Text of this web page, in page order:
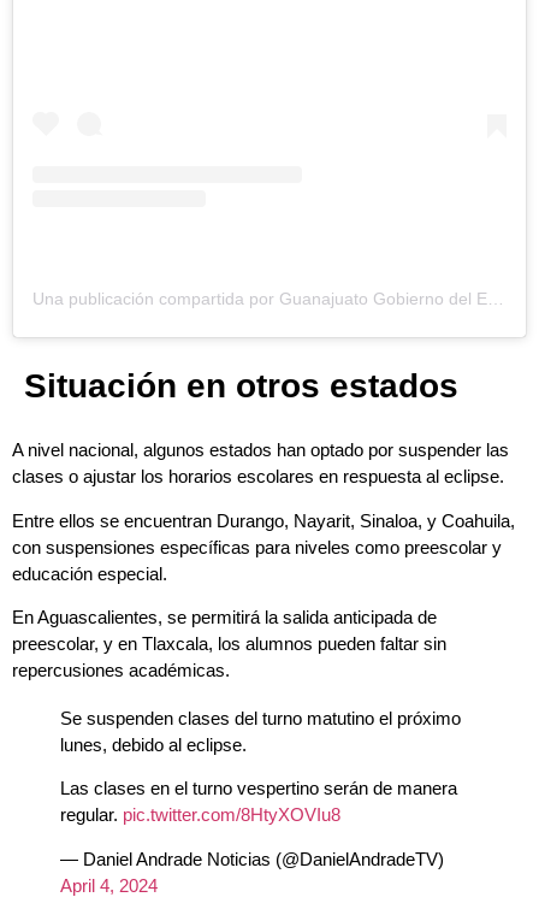
Situación en otros estados
A nivel nacional, algunos estados han optado por suspender las
clases o ajustar los horarios escolares en respuesta al eclipse.
Entre ellos se encuentran Durango, Nayarit, Sinaloa, y Coahuila,
con suspensiones específicas para niveles como preescolar y
educación especial.
En Aguascalientes, se permitirá la salida anticipada de
preescolar, y en Tlaxcala, los alumnos pueden faltar sin
repercusiones académicas.
Se suspenden clases del turno matutino el próximo
lunes, debido al eclipse.
Las clases en el turno vespertino serán de manera
regular. pic.twitter.com/8HtyXOVIu8
— Daniel Andrade Noticias (@DanielAndradeTV)
April 4, 2024